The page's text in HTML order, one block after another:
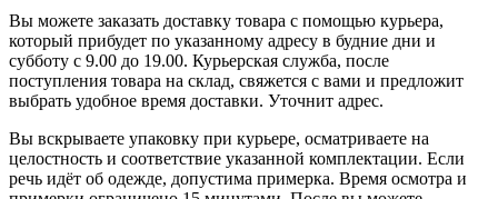
Вы можете заказать доставку товара с помощью курьера,
который прибудет по указанному адресу в будние дни и
субботу с 9.00 до 19.00. Курьерская служба, после
поступления товара на склад, свяжется с вами и предложит
выбрать удобное время доставки. Уточнит адрес.
Вы вскрываете упаковку при курьере, осматриваете на
целостность и соответствие указанной комплектации. Если
речь идёт об одежде, допустима примерка. Время осмотра и